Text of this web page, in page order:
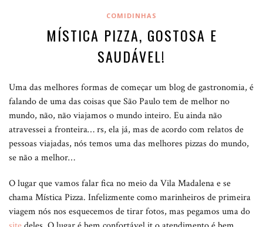
COMIDINHAS
MÍSTICA PIZZA, GOSTOSA E
SAUDÁVEL!
Uma das melhores formas de começar um blog de gastronomia, é
falando de uma das coisas que São Paulo tem de melhor no
mundo, não, não viajamos o mundo inteiro. Eu ainda não
atravessei a fronteira… rs, ela já, mas de acordo com relatos de
pessoas viajadas, nós temos uma das melhores pizzas do mundo,
se não a melhor…
O lugar que vamos falar fica no meio da Vila Madalena e se
chama Mística Pizza. Infelizmente como marinheiros de primeira
viagem nós nos esquecemos de tirar fotos, mas pegamos uma do